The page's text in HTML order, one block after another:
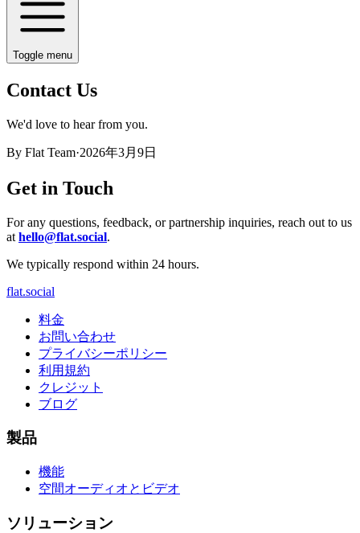
Toggle menu
Contact Us
We'd love to hear from you.
By Flat Team·2026年3月9日
Get in Touch
For any questions, feedback, or partnership inquiries, reach out to us
at hello@flat.social.
We typically respond within 24 hours.
flat.social
料金
お問い合わせ
プライバシーポリシー
利用規約
クレジット
ブログ
製品
機能
空間オーディオとビデオ
ソリューション